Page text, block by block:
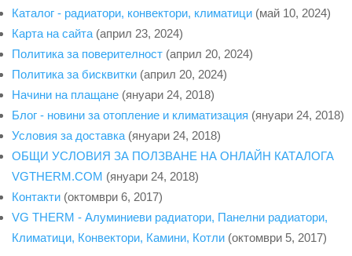
Каталог - радиатори, конвектори, климатици (май 10, 2024)
Карта на сайта (април 23, 2024)
Политика за поверителност (април 20, 2024)
Политика за бисквитки (април 20, 2024)
Начини на плащане (януари 24, 2018)
Блог - новини за отопление и климатизация (януари 24, 2018)
Условия за доставка (януари 24, 2018)
ОБЩИ УСЛОВИЯ ЗА ПОЛЗВАНЕ НА ОНЛАЙН КАТАЛОГА
VGTHERM.COM (януари 24, 2018)
Контакти (октомври 6, 2017)
VG THERM - Алуминиеви радиатори, Панелни радиатори,
Климатици, Конвектори, Камини, Котли (октомври 5, 2017)